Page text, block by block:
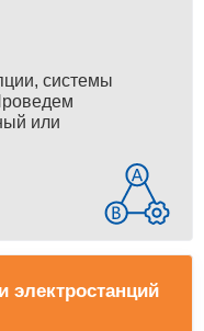
системы
или
электростанций